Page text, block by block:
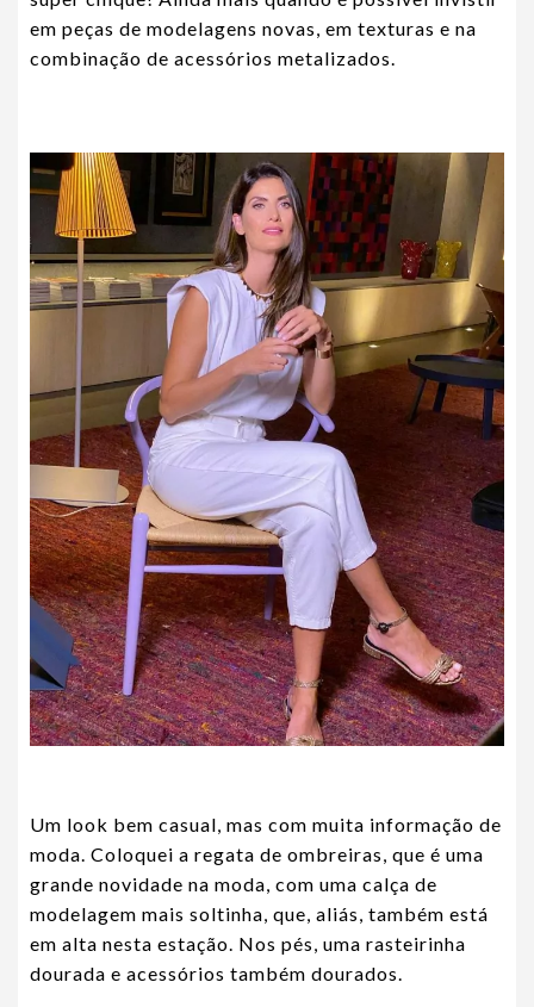
em peças de modelagens novas, em texturas e na
combinação de acessórios metalizados.
Um look bem casual, mas com muita informação de
moda. Coloquei a regata de ombreiras, que é uma
grande novidade na moda, com uma calça de
modelagem mais soltinha, que, aliás, também está
em alta nesta estação. Nos pés, uma rasteirinha
dourada e acessórios também dourados.